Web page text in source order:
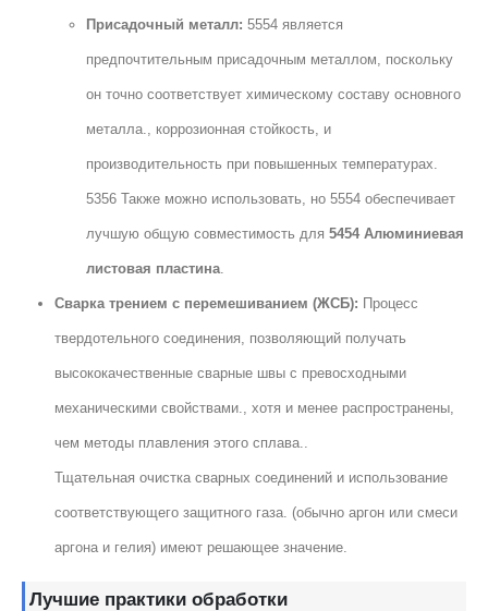
Присадочный металл: 5554 является
предпочтительным присадочным металлом, поскольку
он точно соответствует химическому составу основного
металла., коррозионная стойкость, и
производительность при повышенных температурах.
5356 Также можно использовать, но 5554 обеспечивает
лучшую общую совместимость для5454 Алюминиевая
листовая пластина
Сварка трением с перемешиванием (ЖСБ): Процесс
твердотельного соединения, позволяющий получать
высококачественные сварные швы с превосходными
механическими свойствами., хотя и менее распространены,
чем методы плавления этого сплава..
Тщательная очистка сварных соединений и использование
соответствующего защитного газа. (обычно аргон или смеси
аргона и гелия) имеют решающее значение.
Лучшие практики обработки